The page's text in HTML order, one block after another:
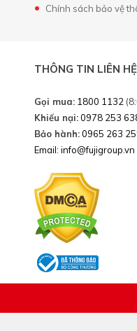
Chính sách bảo vệ
THÔNG TIN LIÊN HỆ
Gọi mua: 1800 1132
Khiếu nại:0978 253
Bảo hành:0965 263
Email: info@fujigroup.vn